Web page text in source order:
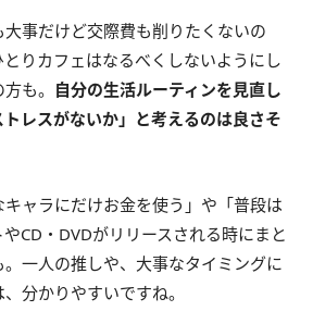
事だけど交際費も削りたくないの
りカフェはなるべくしないようにし
も。 自分の生活ルーティンを見直し
レスがないか」と考えるのは良さそ
ャラにだけお金を使う」や「普段は
CD・DVDがリリースされる時にまと
一人の推しや、大事なタイミングに
分かりやすいですね。